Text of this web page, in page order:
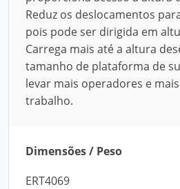
Reduz os deslocamentos
pois pode ser dirigida em
Carrega mais até a altura
tamanho de plataforma de
levar mais operadores e
trabalho.
Dimensões / Peso
ERT4069